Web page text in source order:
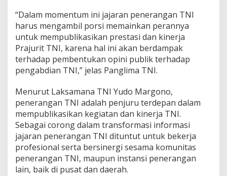
“Dalam momentum ini jajaran penerangan TNI
harus mengambil porsi memainkan perannya
untuk mempublikasikan prestasi dan kinerja
Prajurit TNI, karena hal ini akan berdampak
terhadap pembentukan opini publik terhadap
pengabdian TNI,” jelas Panglima TNI.
Menurut Laksamana TNI Yudo Margono,
penerangan TNI adalah penjuru terdepan dalam
mempublikasikan kegiatan dan kinerja TNI.
Sebagai corong dalam transformasi informasi
jajaran penerangan TNI dituntut untuk bekerja
profesional serta bersinergi sesama komunitas
penerangan TNI, maupun instansi penerangan
lain, baik di pusat dan daerah.